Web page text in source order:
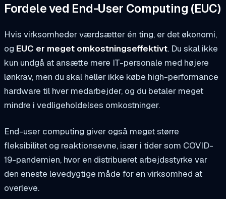
Fordele ved End-User Computing (EUC)
Hvis virksomheder værdsætter én ting, er det økonomi,
og EUC er meget omkostningseffektivt. Du skal ikke
kun undgå at ansætte mere IT-personale med højere
lønkrav, men du skal heller ikke købe high-performance
hardware til hver medarbejder, og du betaler meget
mindre i vedligeholdelses omkostninger.
End-user computing giver også meget større
fleksibilitet og reaktionsevne, især i tider som COVID-
19-pandemien, hvor en distribueret arbejdsstyrke var
den eneste levedygtige måde for en virksomhed at
overleve.